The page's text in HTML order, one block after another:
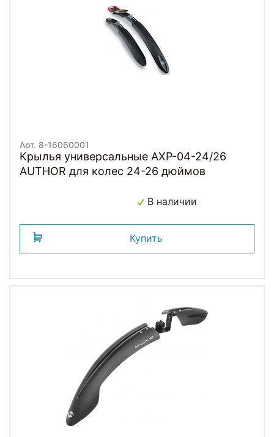
Арт. 8-16060001
Крылья универсальные AXP-04-24/26
AUTHOR для колес 24-26 дюймов
В наличии
Купить